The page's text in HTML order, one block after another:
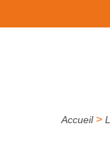
Accueil>